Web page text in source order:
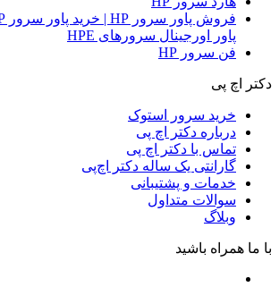
پاور اورجینال سرورهای HPE
فن سرور HP
دکتر اچ پی
خرید سرور استوک
درباره دکتر اچ پی
تماس با دکتر اچ پی
گارانتی یک ساله دکتر اچ‌پی
خدمات و پشتیبانی
سوالات متداول
وبلاگ
با ما همراه باشید